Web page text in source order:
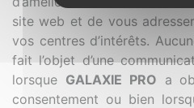
site web et de vous
vos centres d’intérêts.
fait l’objet d’une
lorsque GALAXIE PRO a
consentement ou bien